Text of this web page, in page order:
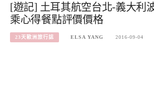
[遊記] 土耳其航空台北-義大利
乘心得餐點評價價格
23天歐洲旅行誌 ELSA YANG 2016-09-04